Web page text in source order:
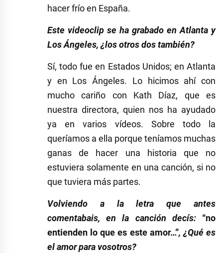
hacer frío en España.
Este videoclip se ha grabado en Atlanta y
Los Ángeles, ¿los otros dos también?
Sí, todo fue en Estados Unidos; en Atlanta
y en Los Ángeles. Lo hicimos ahí con
mucho cariño con Kath Díaz, que es
nuestra directora, quien nos ha ayudado
ya en varios vídeos. Sobre todo la
queríamos a ella porque teníamos muchas
ganas de hacer una historia que no
estuviera solamente en una canción, si no
que tuviera más partes.
Volviendo a la letra que antes
comentabais, en la canción decís: “no
entienden lo que es este amor…”, ¿Qué es
el amor para vosotros?